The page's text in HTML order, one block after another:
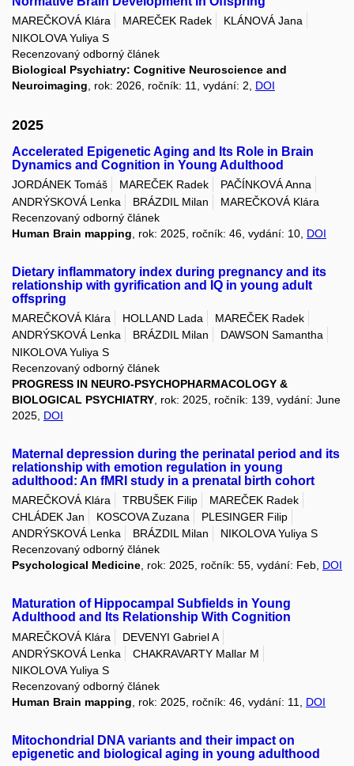
MAREČKOVÁ Klára MAREČEK Radek
KLÁNOVÁ Jana
NIKOLOVA Yuliya S
Recenzovaný odborný článek
Biological Psychiatry: Cognitive Neuroscience and
Neuroimaging , rok: 2026, ročník: 11, vydání: 2, DOI
2025
Accelerated Epigenetic Aging and Its Role in Brain
Dynamics and Cognition in Young Adulthood
JORDÁNEK Tomáš MAREČEK Radek
PAČÍNKOVÁ Anna
ANDRÝSKOVÁ Lenka
BRÁZDIL Milan
MAREČKOVÁ Klára
Recenzovaný odborný článek
Human Brain mapping , rok: 2025, ročník: 46, vydání: 10, DOI
Dietary inflammatory index during pregnancy and its
relationship with gyrification and IQ in young adult
offspring
MAREČKOVÁ Klára HOLLAND Lada
MAREČEK Radek
ANDRÝSKOVÁ Lenka
BRÁZDIL Milan
DAWSON Samantha
NIKOLOVA Yuliya S
Recenzovaný odborný článek
PROGRESS IN NEURO-PSYCHOPHARMACOLOGY &
BIOLOGICAL PSYCHIATRY , rok: 2025, ročník: 139, vydání: June
2025, DOI
Maternal depression during the perinatal period and its
relationship with emotion regulation in young
adulthood: An fMRI study in a prenatal birth cohort
MAREČKOVÁ Klára TRBUŠEK Filip
MAREČEK Radek
CHLÁDEK Jan
KOSCOVA Zuzana
PLESINGER Filip
ANDRÝSKOVÁ Lenka
BRÁZDIL Milan
NIKOLOVA Yuliya S
Recenzovaný odborný článek
Psychological Medicine, rok: 2025, ročník: 55, vydání: Feb, DOI
Maturation of Hippocampal Subfields in Young
Adulthood and Its Relationship With Cognition
MAREČKOVÁ Klára
DEVENYI Gabriel A
ANDRÝSKOVÁ Lenka
CHAKRAVARTY Mallar M
NIKOLOVA Yuliya S
Recenzovaný odborný článek
Human Brain mapping, rok: 2025, ročník: 46, vydání: 11, DOI
Mitochondrial DNA variants and their impact on
epigenetic and biological aging in young adulthood